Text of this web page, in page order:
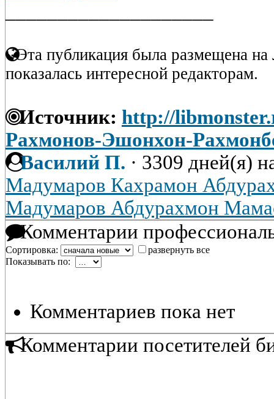
Эта публикация была размещена на
показалась интересной редакторам.
Источник: http://
Рахмонов-Эшонхон-
Вacилий П. · 3309 дней(я)
Мадумаров Кахрамон
Мадумаров Абдурахмон
Комментарии
Сортировка:
развернуть все
Показывать по:
Комментариев пока нет
Комментарии посетителей